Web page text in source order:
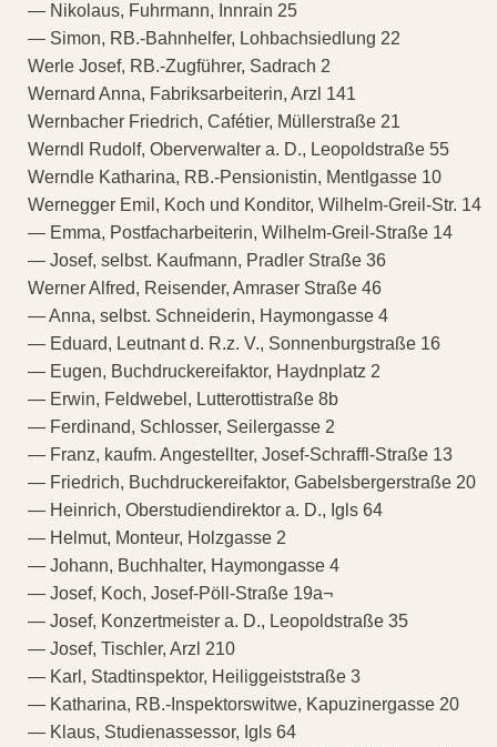
— Nikolaus, Fuhrmann, Innrain 25
— Simon, RB.-Bahnhelfer, Lohbachsiedlung 22
Werle Josef, RB.-Zugführer, Sadrach 2
Wernard Anna, Fabriksarbeiterin, Arzl 141
Wernbacher Friedrich, Cafétier, Müllerstraße 21
Werndl Rudolf, Oberverwalter a. D., Leopoldstraße 55
Werndle Katharina, RB.-Pensionistin, Mentlgasse 10
Wernegger Emil, Koch und Konditor, Wilhelm-Greil-Str. 14
— Emma, Postfacharbeiterin, Wilhelm-Greil-Straße 14
— Josef, selbst. Kaufmann, Pradler Straße 36
Werner Alfred, Reisender, Amraser Straße 46
— Anna, selbst. Schneiderin, Haymongasse 4
— Eduard, Leutnant d. R.z. V., Sonnenburgstraße 16
— Eugen, Buchdruckereifaktor, Haydnplatz 2
— Erwin, Feldwebel, Lutterottistraße 8b
— Ferdinand, Schlosser, Seilergasse 2
— Franz, kaufm. Angestellter, Josef-Schraffl-Straße 13
— Friedrich, Buchdruckereifaktor, Gabelsbergerstraße 20
— Heinrich, Oberstudiendirektor a. D., Igls 64
— Helmut, Monteur, Holzgasse 2
— Johann, Buchhalter, Haymongasse 4
— Josef, Koch, Josef-Pöll-Straße 19a¬
— Josef, Konzertmeister a. D., Leopoldstraße 35
— Josef, Tischler, Arzl 210
— Karl, Stadtinspektor, Heiliggeiststraße 3
— Katharina, RB.-Inspektorswitwe, Kapuzinergasse 20
— Klaus, Studienassessor, Igls 64